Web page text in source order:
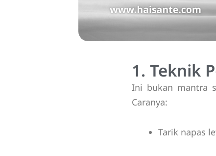
1. Teknik
Ini bukan mantra
Caranya:
Tarik napas